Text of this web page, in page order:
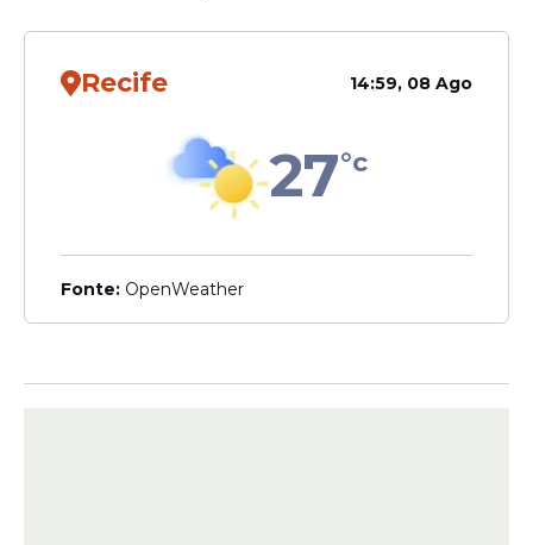
receberáR$ 25,00. Outros28.239
apostadores
volante e têm o direito de retirar o prêmio
87.023 apostas
que acertaram o
Novembro), e esses participantes
R$ 2,50 cada um.
Recife 14:59, 08 Ago
27°c
Fonte: OpenWeather